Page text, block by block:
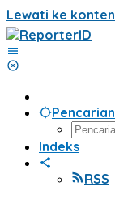
Lewati ke konten
Pencarian
Indeks
RSS